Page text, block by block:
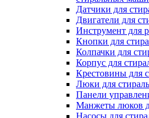
Датчики для
Двигатели для
Инструмент для
Кнопки для
Колпачки для
Корпус для
Крестовины для
Люки для
Панели
Манжеты люков
Насосы для